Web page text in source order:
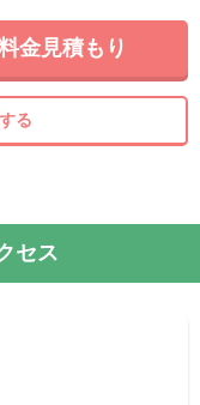
金見積もり
る
セス